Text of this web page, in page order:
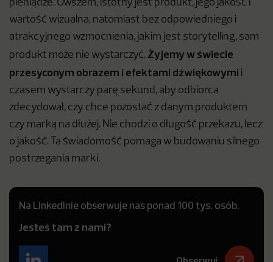
pieniądze. Owszem, istotny jest produkt, jego jakość i
wartość wizualna, natomiast bez odpowiedniego i
atrakcyjnego wzmocnienia, jakim jest storytelling, sam
produkt może nie wystarczyć. Żyjemy w świecie
przesyconym obrazem i efektami dźwiękowymi i
czasem wystarczy parę sekund, aby odbiorca
zdecydował, czy chce pozostać z danym produktem
czy marką na dłużej. Nie chodzi o długość przekazu, lecz
o jakość. Ta świadomość pomaga w budowaniu silnego
postrzegania marki.
Na LinkedInie obserwuje nas ponad 100 tys. osób.
Jesteś tam z nami?